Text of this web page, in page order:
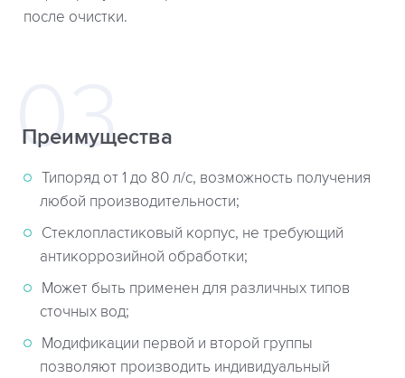
после очистки.
Преимущества
Типоряд от 1 до 80 л/с, возможность получения
любой производительности;
Стеклопластиковый корпус, не требующий
антикоррозийной обработки;
Может быть применен для различных типов
сточных вод;
Модификации первой и второй группы
позволяют производить индивидуальный